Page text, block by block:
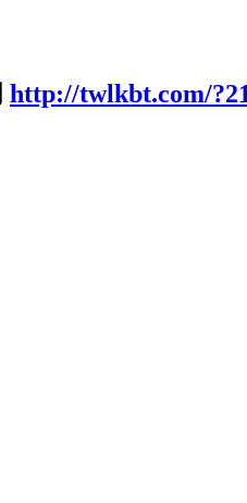
http://twlkbt.com/